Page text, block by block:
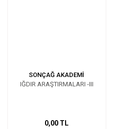
SONÇAĞ AKADEMİ
IĞDIR ARAŞTIRMALARI -III
0,00 TL